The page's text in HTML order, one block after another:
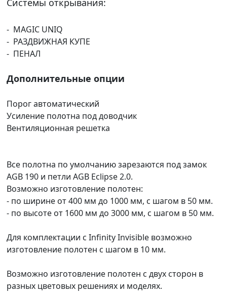
- MAGIC UNIQ
- РАЗДВИЖНАЯ КУПЕ
- ПЕНАЛ
Дополнительные опции
Порог автоматический
Усиление полотна под доводчик
Вентиляционная решетка
Все полотна по умолчанию зарезаются под замок
AGB 190 и петли AGB Eclipse 2.0.
Возможно изготовление полотен:
- по ширине от 400 мм до 1000 мм, с шагом в 50 мм.
- по высоте от 1600 мм до 3000 мм, с шагом в 50 мм.
Для комплектации с Infinity Invisible возможно
изготовление полотен с шагом в 10 мм.
Возможно изготовление полотен с двух сторон в
разных цветовых решениях и моделях.